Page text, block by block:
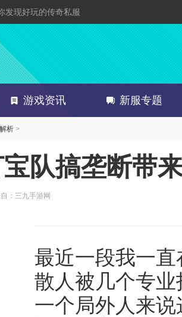
发现好玩的传奇私服
游戏资讯 新服专题
析 >
队搞垄断带
：三九手游网
最近一段我一
散人被几个专
一个局外人来